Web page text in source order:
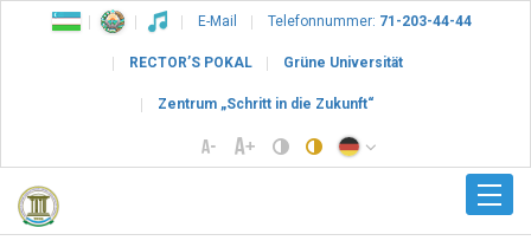
E-Mail Telefonnummer: 71-203-44-44
RECTOR’S POKAL Grüne Universität
Zentrum „Schritt in die Zukunft“